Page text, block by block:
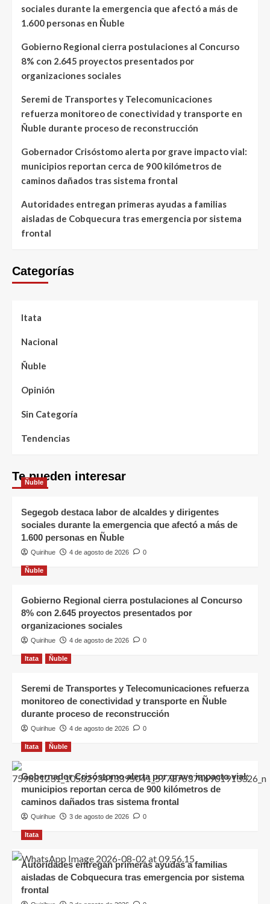
sociales durante la emergencia que afectó a más de
1.600 personas en Ñuble
Gobierno Regional cierra postulaciones al Concurso
8% con 2.645 proyectos presentados por
organizaciones sociales
Seremi de Transportes y Telecomunicaciones
refuerza monitoreo de conectividad y transporte en
Ñuble durante proceso de reconstrucción
Gobernador Crisóstomo alerta por grave impacto vial:
municipios reportan cerca de 900 kilómetros de
caminos dañados tras sistema frontal
Autoridades entregan primeras ayudas a familias
aisladas de Cobquecura tras emergencia por sistema
frontal
Categorías
Itata
Nacional
Ñuble
Opinión
Sin Categoría
Tendencias
Te pueden interesar
Ñuble
Segegob destaca labor de alcaldes y dirigentes
sociales durante la emergencia que afectó a más de
1.600 personas en Ñuble
Quirihue 4 de agosto de 2026 0
Ñuble
Gobierno Regional cierra postulaciones al Concurso
8% con 2.645 proyectos presentados por
organizaciones sociales
Quirihue 4 de agosto de 2026 0
Itata Ñuble
Seremi de Transportes y Telecomunicaciones refuerza
monitoreo de conectividad y transporte en Ñuble
durante proceso de reconstrucción
Quirihue 4 de agosto de 2026 0
Itata Ñuble
Gobernador Crisóstomo alerta por grave impacto vial:
municipios reportan cerca de 900 kilómetros de
caminos dañados tras sistema frontal
Quirihue 3 de agosto de 2026 0
Itata
Autoridades entregan primeras ayudas a familias
aisladas de Cobquecura tras emergencia por sistema
frontal